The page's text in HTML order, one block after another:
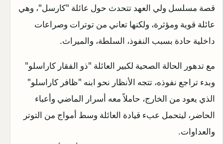
قصة مسلسل ولي العهد تتحدث حول عائلة "كارسل"، وهي
عائلة قوية ومؤثرة، ولكنها تعاني من توترات وصراعات
داخلية حادة بسبب النفوذ، السلطة، والميراث.
مع تدهور الحالة الصحية لكبير العائلة "ذو الفقار كاراسلو"
وبدء تراجع نفوذه، تتجه الأنظار نحو ابنه "ظافر كاراسلو"
الذي يعود من الخارج، حاملاً معه أسرار الماضي وأعباء
الحاضر، ليتحمل عبء قيادة العائلة وسط أمواج من التوتر
والعداوات.